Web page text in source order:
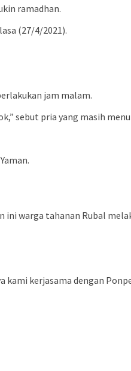
ramadhan.
(27/4/2021).
jam malam.
sebut pria yang masih
warga tahanan Rubal
kerjasama dengan